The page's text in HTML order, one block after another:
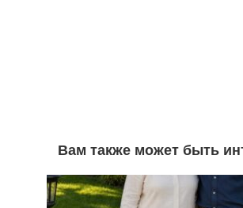
Вам также может быть